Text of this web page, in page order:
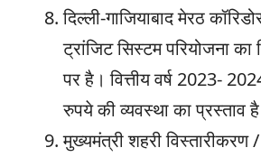
दिल्ली-गाजियाबाद मेरठ
ट्रांजिट सिस्टम परियोजना का
पर है। वित्तीय वर्ष 2023-
रुपये की व्यवस्था का प्रस्ताव
मुख्यमंत्री शहरी